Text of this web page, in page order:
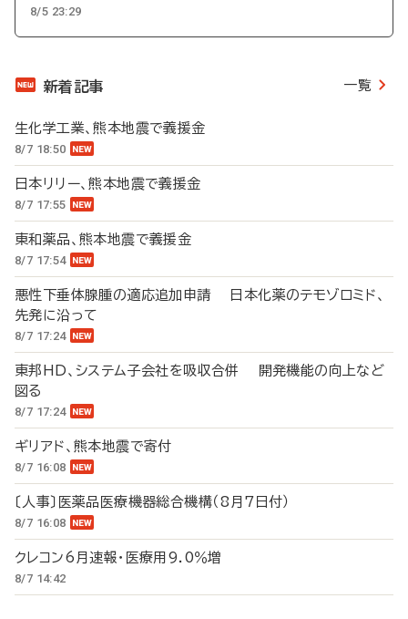
8/5 23:29
新着記事 一覧
生化学工業、熊本地震で義援金
8/7 18:50
日本リリー、熊本地震で義援金
8/7 17:55
東和薬品、熊本地震で義援金
8/7 17:54
悪性下垂体腺腫の適応追加申請 日本化薬のテモゾロミド、
先発に沿って
8/7 17:24
東邦HD、システム子会社を吸収合併 開発機能の向上など
図る
8/7 17:24
ギリアド、熊本地震で寄付
8/7 16:08
〔人事〕医薬品医療機器総合機構（8月7日付）
8/7 16:08
クレコン6月速報・医療用9.0％増
8/7 14:42